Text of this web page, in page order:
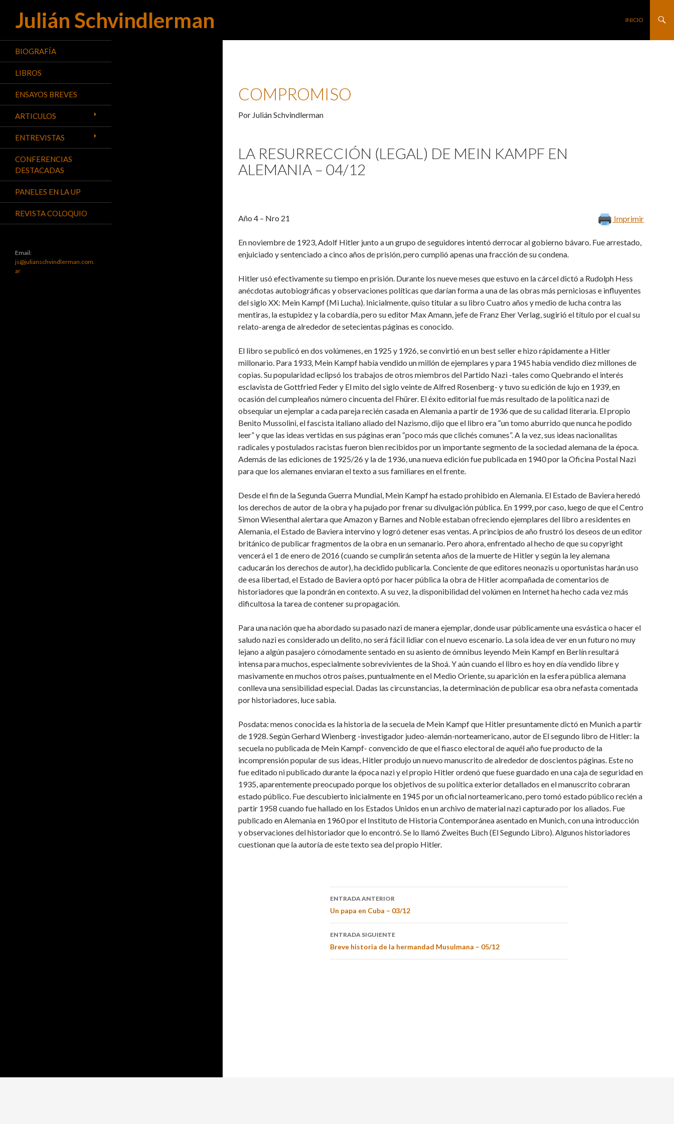
Julián Schvindlerman
Buscar SALTAR AL
INICIO
COMPROMISO
Por Julián Schvindlerman
LA RESURRECCIÓN (LEGAL) DE MEIN KAMPF EN
ALEMANIA – 04/12
Imprimir
Año 4 – Nro 21
En noviembre de 1923, Adolf Hitler junto a un grupo de seguidores intentó derrocar al gobierno bávaro. Fue arrestado,
enjuiciado y sentenciado a cinco años de prisión, pero cumplió apenas una fracción de su condena.
Hitler usó efectivamente su tiempo en prisión. Durante los nueve meses que estuvo en la cárcel dictó a Rudolph Hess
anécdotas autobiográficas y observaciones políticas que darían forma a una de las obras más perniciosas e influyentes
del siglo XX: Mein Kampf (Mi Lucha). Inicialmente, quiso titular a su libro Cuatro años y medio de lucha contra las
mentiras, la estupidez y la cobardía, pero su editor Max Amann, jefe de Franz Eher Verlag, sugirió el título por el cual su
relato-arenga de alrededor de setecientas páginas es conocido.
El libro se publicó en dos volúmenes, en 1925 y 1926, se convirtió en un best seller e hizo rápidamente a Hitler
millonario. Para 1933, Mein Kampf había vendido un millón de ejemplares y para 1945 había vendido diez millones de
copias. Su popularidad eclipsó los trabajos de otros miembros del Partido Nazi -tales como Quebrando el interés
esclavista de Gottfried Feder y El mito del siglo veinte de Alfred Rosenberg- y tuvo su edición de lujo en 1939, en
ocasión del cumpleaños número cincuenta del Fhürer. El éxito editorial fue más resultado de la política nazi de
obsequiar un ejemplar a cada pareja recién casada en Alemania a partir de 1936 que de su calidad literaria. El propio
Benito Mussolini, el fascista italiano aliado del Nazismo, dijo que el libro era “un tomo aburrido que nunca he podido
leer” y que las ideas vertidas en sus páginas eran “poco más que clichés comunes”. A la vez, sus ideas nacionalitas
radicales y postulados racistas fueron bien recibidos por un importante segmento de la sociedad alemana de la época.
Además de las ediciones de 1925/26 y la de 1936, una nueva edición fue publicada en 1940 por la Oficina Postal Nazi
para que los alemanes enviaran el texto a sus familiares en el frente.
Desde el fin de la Segunda Guerra Mundial, Mein Kampf ha estado prohibido en Alemania. El Estado de Baviera heredó
los derechos de autor de la obra y ha pujado por frenar su divulgación pública. En 1999, por caso, luego de que el Centro
Simon Wiesenthal alertara que Amazon y Barnes and Noble estaban ofreciendo ejemplares del libro a residentes en
Alemania, el Estado de Baviera intervino y logró detener esas ventas. A principios de año frustró los deseos de un editor
británico de publicar fragmentos de la obra en un semanario. Pero ahora, enfrentado al hecho de que su copyright
vencerá el 1 de enero de 2016 (cuando se cumplirán setenta años de la muerte de Hitler y según la ley alemana
caducarán los derechos de autor), ha decidido publicarla. Conciente de que editores neonazis u oportunistas harán uso
de esa libertad, el Estado de Baviera optó por hacer pública la obra de Hitler acompañada de comentarios de
historiadores que la pondrán en contexto. A su vez, la disponibilidad del volúmen en Internet ha hecho cada vez más
dificultosa la tarea de contener su propagación.
Para una nación que ha abordado su pasado nazi de manera ejemplar, donde usar públicamente una esvástica o hacer el
saludo nazi es considerado un delito, no será fácil lidiar con el nuevo escenario. La sola idea de ver en un futuro no muy
lejano a algún pasajero cómodamente sentado en su asiento de ómnibus leyendo Mein Kampf en Berlín resultará
intensa para muchos, especialmente sobrevivientes de la Shoá. Y aún cuando el libro es hoy en día vendido libre y
masivamente en muchos otros países, puntualmente en el Medio Oriente, su aparición en la esfera pública alemana
conlleva una sensibilidad especial. Dadas las circunstancias, la determinación de publicar esa obra nefasta comentada
por historiadores, luce sabia.
Posdata: menos conocida es la historia de la secuela de Mein Kampf que Hitler presuntamente dictó en Munich a partir
de 1928. Según Gerhard Wienberg -investigador judeo-alemán-norteamericano, autor de El segundo libro de Hitler: la
secuela no publicada de Mein Kampf- convencido de que el fiasco electoral de aquél año fue producto de la
incomprensión popular de sus ideas, Hitler produjo un nuevo manuscrito de alrededor de doscientos páginas. Este no
fue editado ni publicado durante la época nazi y el propio Hitler ordenó que fuese guardado en una caja de seguridad en
1935, aparentemente preocupado porque los objetivos de su política exterior detallados en el manuscrito cobraran
estado público. Fue descubierto inicialmente en 1945 por un oficial norteamericano, pero tomó estado público recién a
partir 1958 cuando fue hallado en los Estados Unidos en un archivo de material nazi capturado por los aliados. Fue
publicado en Alemania en 1960 por el Instituto de Historia Contemporánea asentado en Munich, con una introducción
y observaciones del historiador que lo encontró. Se lo llamó Zweites Buch (El Segundo Libro). Algunos historiadores
cuestionan que la autoría de este texto sea del propio Hitler.
ENTRADA ANTERIOR
Un papa en Cuba – 03/12
ENTRADA SIGUIENTE
Breve historia de la hermandad Musulmana – 05/12
BIOGRAFÍA
LIBROS
ENSAYOS BREVES
ARTICULOS
ENTREVISTAS
CONFERENCIAS
DESTACADAS
PANELES EN LA UP
REVISTA COLOQUIO
Email:
js@julianschvindlerman.com.
ar